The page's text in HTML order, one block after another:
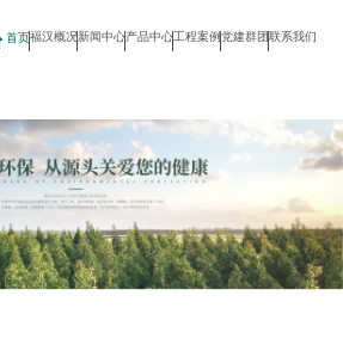
首页福汉概况新闻中心产品中心工程案例党建群团联系我们